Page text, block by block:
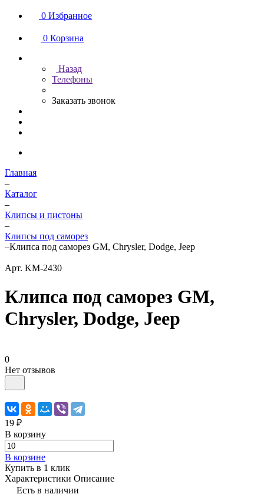
0 Избранное
0 Корзина
Назад
Телефоны
Заказать звонок
Главная
–
Каталог
–
Клипсы и пистоны
–
Клипсы под саморез
–Клипса под саморез GM, Chrysler, Dodge, Jeep
Арт. KM-2430
Клипса под саморез GM,
Chrysler, Dodge, Jeep
0
Нет отзывов
19 ₽
В корзину
В корзине
Купить в 1 клик
Характеристики Описание
Есть в наличии